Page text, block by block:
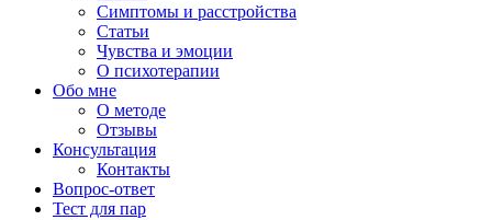
Симптомы и расстройства
Статьи
Чувства и эмоции
О психотерапии
Обо мне
О методе
Отзывы
Консультация
Контакты
Вопрос-ответ
Тест для пар